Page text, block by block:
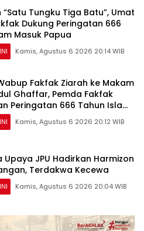
Tungku Tiga Batu”, Umat
Dukung Peringatan 666
Masuk Papua
Kamis, Agustus 6 2026 20:14 WIB
Fakfak Ziarah ke Makam
Ghaffar, Pemda Fakfak
Peringatan 666 Tahun Islam
Papua
Kamis, Agustus 6 2026 20:12 WIB
Upaya JPU Hadirkan Harmizon
Terdakwa Kecewa
Kamis, Agustus 6 2026 20:04 WIB